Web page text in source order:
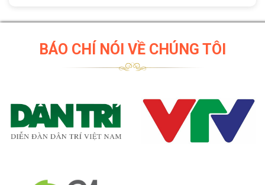
BÁO CHÍ NÓI VỀ CHÚNG TÔI